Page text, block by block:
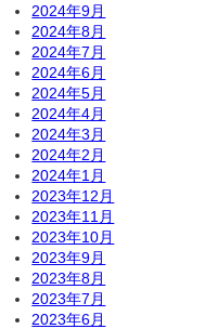
2024年9月
2024年8月
2024年7月
2024年6月
2024年5月
2024年4月
2024年3月
2024年2月
2024年1月
2023年12月
2023年11月
2023年10月
2023年9月
2023年8月
2023年7月
2023年6月